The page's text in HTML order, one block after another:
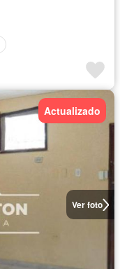
Ver foto
Actualizado